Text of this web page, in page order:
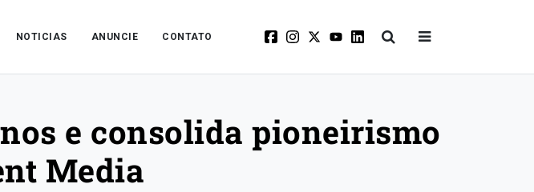
NOTICIAS ANUNCIE CONTATO
e consolida pioneirismo
Media